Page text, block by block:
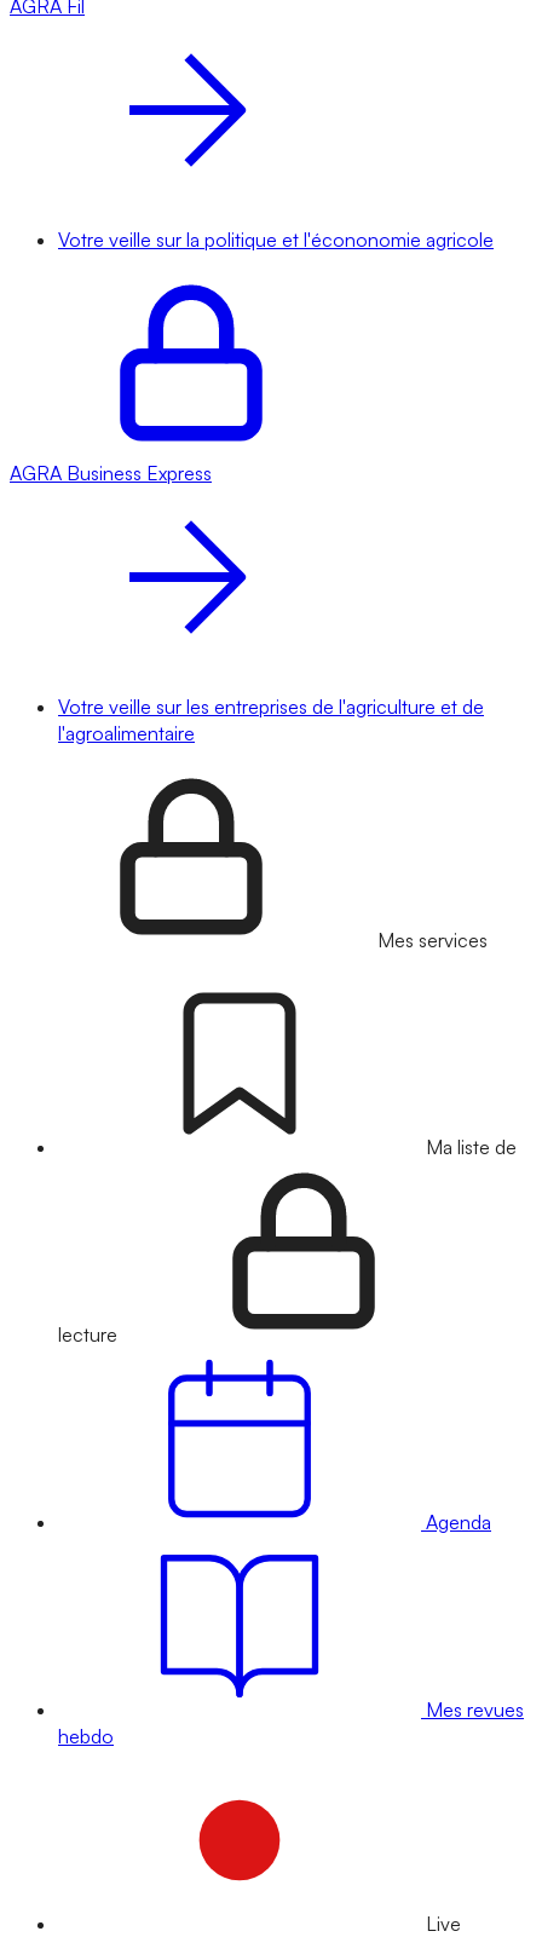
AGRA Fil
Votre veille sur la politique et l'écononomie agricole
AGRA Business Express
Votre veille sur les entreprises de l'agriculture et de
l'agroalimentaire
Mes services
Ma liste de
lecture
Agenda
Mes revues
hebdo
Live